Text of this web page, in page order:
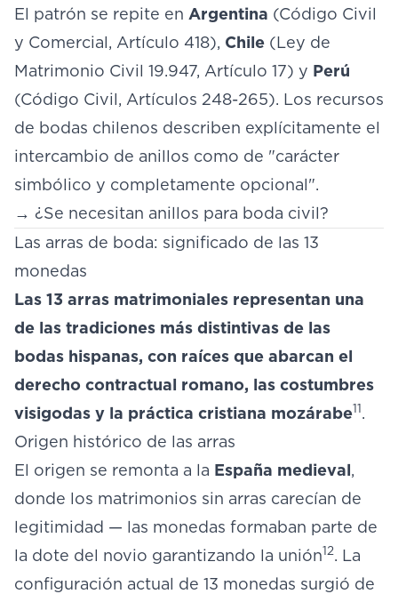
El patrón se repite en Argentina (Código Civil
y Comercial, Artículo 418), Chile (Ley de
Matrimonio Civil 19.947, Artículo 17) y Perú
(Código Civil, Artículos 248-265). Los recursos
de bodas chilenos describen explícitamente el
intercambio de anillos como de "carácter
simbólico y completamente opcional".
→ ¿Se necesitan anillos para boda civil?
Las arras de boda: significado de las 13
monedas
Las 13 arras matrimoniales representan una
de las tradiciones más distintivas de las
bodas hispanas, con raíces que abarcan el
derecho contractual romano, las costumbres
visigodas y la práctica cristiana mozárabe11.
Origen histórico de las arras
El origen se remonta a la España medieval,
donde los matrimonios sin arras carecían de
legitimidad — las monedas formaban parte de
la dote del novio garantizando la unión12. La
configuración actual de 13 monedas surgió de